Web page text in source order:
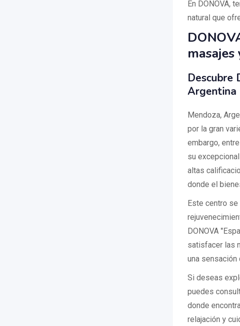
En DONOVA,
natural que
Descubre
Argentina
Mendoza,
por la gran
embargo,
su
altas
donde el
Este centro
DONOVA
satisfacer las
una sensación
Si deseas
puedes
donde
relajación y